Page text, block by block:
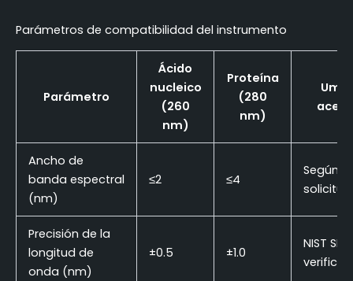
Parámetros de compatibilidad del instrumento
Parámetro
Ácido
nucleico
(260
nm)
Proteína
(280
nm)
Ancho de
banda espectral
(nm)
≤2 ≤4
Según la
Precisión de la
longitud de
onda (nm)
±0.5 ±1.0
NIST